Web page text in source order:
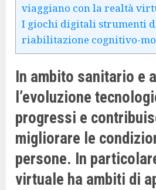
viaggiano con la realtà
I giochi digitali strumenti
riabilitazione cognitivo-
In ambito sanitario e
l’evoluzione
progressi e
migliorare le
persone. In
virtuale ha ambiti di